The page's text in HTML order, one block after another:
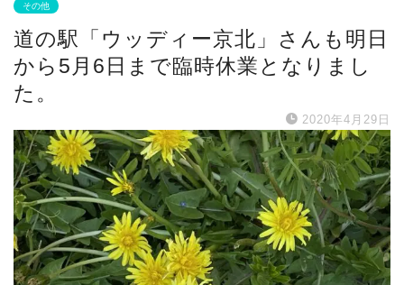
その他
道の駅「ウッディー京北」さんも明日
から5月6日まで臨時休業となりまし
た。
2020年4月29日